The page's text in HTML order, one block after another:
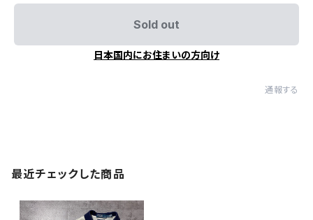
Sold out
日本国内にお住まいの方向け
通報する
最近チェックした商品